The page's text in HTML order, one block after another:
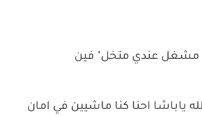
مشغل عندي متخل" فين
ياباشا احنا كنا ماشيين في امان